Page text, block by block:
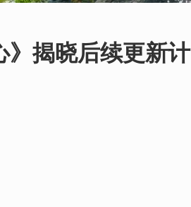
》揭晓后续更新计